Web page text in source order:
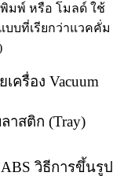
มพ์ หรือ โมลด์ ใช้
บที่เรียกว่าแวคคั่ม
ครื่อง Vacuum
าสติก (Tray)
วิธีการขึ้นรูป